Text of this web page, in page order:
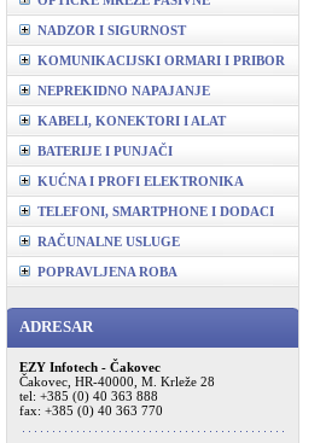
NADZOR I SIGURNOST
KOMUNIKACIJSKI ORMARI I PRIBOR
NEPREKIDNO NAPAJANJE
KABELI, KONEKTORI I ALAT
BATERIJE I PUNJAČI
KUĆNA I PROFI ELEKTRONIKA
TELEFONI, SMARTPHONE I DODACI
RAČUNALNE USLUGE
POPRAVLJENA ROBA
ADRESAR
EZY Infotech - Čakovec
Čakovec, HR-40000, M. Krleže 28
tel: +385 (0) 40 363 888
fax: +385 (0) 40 363 770